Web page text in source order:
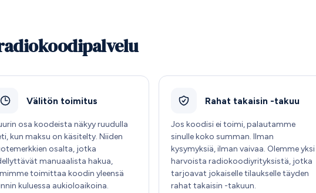
Välitön toimitus
osa koodeista näkyy ruudulla
kun maksu on käsitelty. Niiden
osalta, jotka
manuaalista hakua,
toimittaa koodin yleensä
kuluessa aukioloaikoina.
Rahat takaisin -takuu
Jos koodisi ei toimi, palautamme
sinulle koko summan. Ilman
kysymyksiä, ilman vaivaa. Olemme yksi
harvoista radiokoodiyrityksistä, jotka
tarjoavat jokaiselle tilaukselle täyden
rahat takaisin -takuun.